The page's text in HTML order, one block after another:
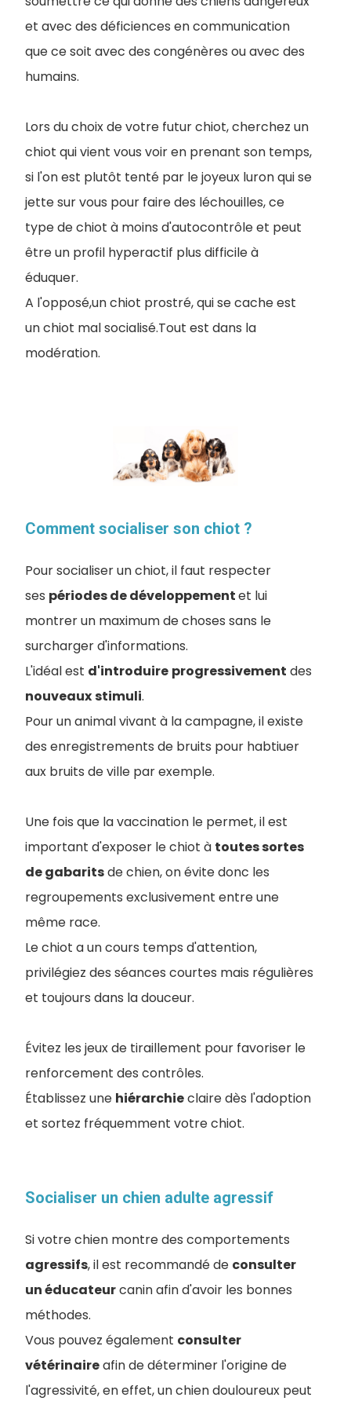
et avec des déficiences en communication
que ce soit avec des congénères ou avec des
humains.
Lors du choix de votre futur chiot, cherchez un
chiot qui vient vous voir en prenant son temps,
si l'on est plutôt tenté par le joyeux luron qui se
jette sur vous pour faire des léchouilles, ce
type de chiot à moins d'autocontrôle et peut
être un profil hyperactif plus difficile à
éduquer.
A l'opposé,un chiot prostré, qui se cache est
un chiot mal socialisé.Tout est dans la
modération.
Comment socialiser son chiot ?
Pour socialiser un chiot, il faut respecter
ses périodes de développementet lui
montrer un maximum de choses sans le
surcharger d'informations.
L'idéal est d'introduire progressivement des
nouveauxstimuli.
Pour un animal vivant à la campagne, il existe
des enregistrements de bruits pour habtiuer
aux bruits de ville par exemple.
Une fois que la vaccination le permet, il est
important d'exposer le chiot à toutes sortes
de gabaritsde chien, on évite donc les
regroupements exclusivement entre une
même race.
Le chiot a un cours temps d'attention,
privilégiez des séances courtes mais régulières
et toujours dans la douceur.
Évitez les jeux de tiraillement pour favoriser le
renforcement des contrôles.
Établissez une hiérarchieclaire dès l'adoption
et sortez fréquemment votre chiot.
Socialiser un chien adulte agressif
Si votre chien montre des comportements
agressifs, il est recommandé de consulter
un éducateurcanin afin d'avoir les bonnes
méthodes.
Vous pouvez également consulter
vétérinaireafin de déterminer l'origine de
l'agressivité, en effet, un chien douloureux peut